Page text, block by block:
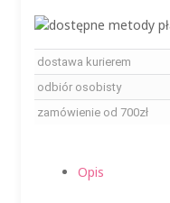
dostawa kurierem
odbiór osobisty
zamówienie od 700zł
Opis